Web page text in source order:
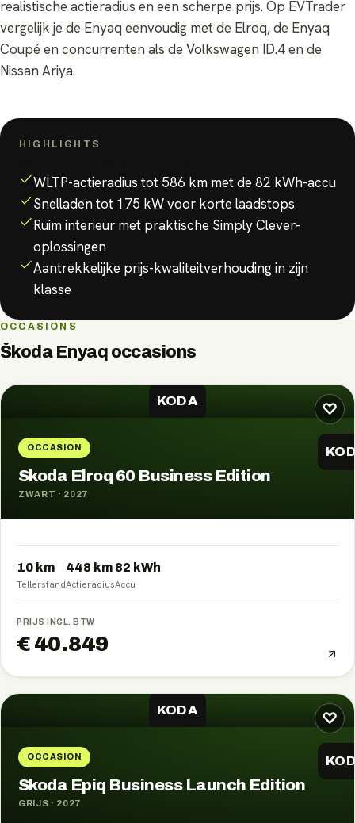
realistische actieradius en een scherpe prijs. Op EVTrader
vergelijk je de Enyaq eenvoudig met de Elroq, de Enyaq
Coupé en concurrenten als de Volkswagen ID.4 en de
Nissan Ariya.
HIGHLIGHTS
WLTP-actieradius tot 586 km met de 82 kWh-accu
Snelladen tot 175 kW voor korte laadstops
Ruim interieur met praktische Simply Clever-
oplossingen
Aantrekkelijke prijs-kwaliteitverhouding in zijn
klasse
OCCASIONS
Škoda Enyaq occasions
♡
KODA
OCCASION
Skoda Elroq 60 Business Edition
ZWART · 2027
10 km
Tellerstand
448 km
Actieradius
82 kWh
Accu
PRIJS INCL. BTW
€ 40.849
♡
KODA
OCCASION
Skoda Epiq Business Launch Edition
GRIJS · 2027